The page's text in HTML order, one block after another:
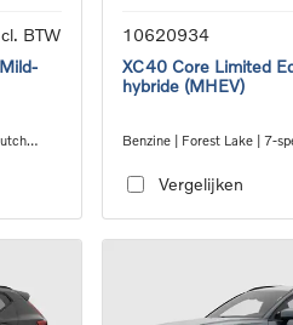
BTW
10620934
XC40 Core Limited
hybride (MHEV)
Benzine | Forest Lake | 7-
Vergelijken